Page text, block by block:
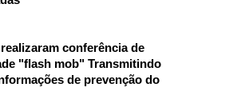
conferência de
"flash mob" Transmitindo
de prevenção do